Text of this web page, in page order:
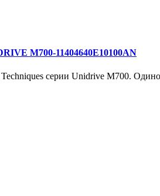
M700-11404640E10100AN
серии Unidrive M700.